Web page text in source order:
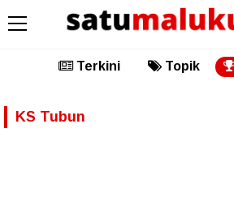
Terkini Topik
KS Tubun